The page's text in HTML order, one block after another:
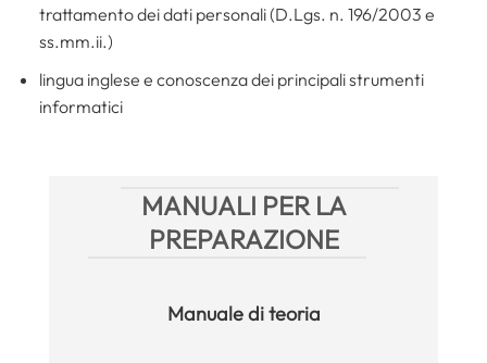
trattamento dei dati personali (D.Lgs. n. 196/2003 e
ss.mm.ii.)
lingua inglese e conoscenza dei principali strumenti
informatici
MANUALI PER LA
PREPARAZIONE
Manualedi teoria